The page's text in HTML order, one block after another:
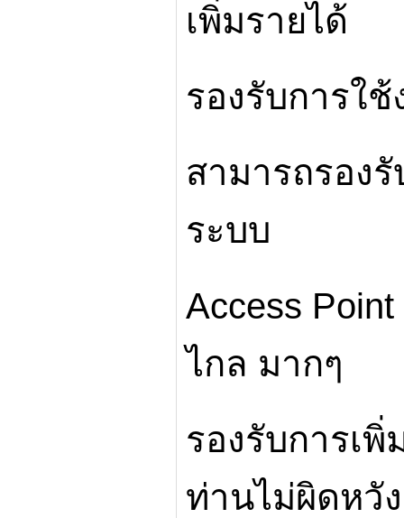
เพิ่มรายได้
รองรับการใ
สามารถรอง
ระบบ
Access
ไกล มากๆ
รองรับการเ
ท่านไม่ผิดหวัง